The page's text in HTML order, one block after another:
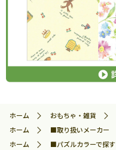
ホーム おもちゃ・雑貨
ホーム
■取り扱いメーカー
ホーム
■パズルカラーで探す